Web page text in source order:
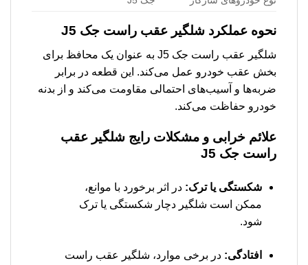
نحوه عملکرد شلگیر عقب راست جک J5
شلگیر عقب راست جک J5 به عنوان یک محافظ برای
بخش عقب خودرو عمل می‌کند. این قطعه در برابر
ضربه‌ها و آسیب‌های احتمالی مقاومت می‌کند و از بدنه
خودرو حفاظت می‌کند.
علائم خرابی و مشکلات رایج شلگیر عقب
راست جک J5
شکستگی یا ترک: در اثر برخورد با موانع،
ممکن است شلگیر دچار شکستگی یا ترک
شود.
افتادگی: در برخی موارد، شلگیر عقب راست